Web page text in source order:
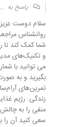
پاسخ به .. A
سلام دوست
روانشناس
شما کمک کند تا
و تکنیک‌های
بگیرید و به
تمرین‌های
زندگی: رژیم
منفی را به
سعی کنید آن را